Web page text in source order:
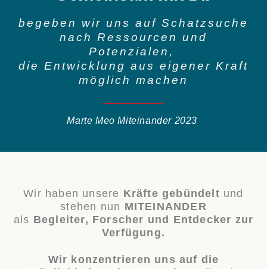
begeben wir uns auf Schatzsuche
nach Ressourcen und
Potenzialen,
die Entwicklung aus eigener Kraft
möglich machen
Marte Meo Miteinander 2023
Wir haben unsere Kräfte gebündelt und
stehen nun MITEINANDER
als Begleiter, Forscher und Entdecker zur
Verfügung.
Wir konzentrieren uns auf die